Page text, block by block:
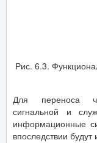
Рис. 6.3.
Для переноса
сигнальной и
информационные
впоследствии